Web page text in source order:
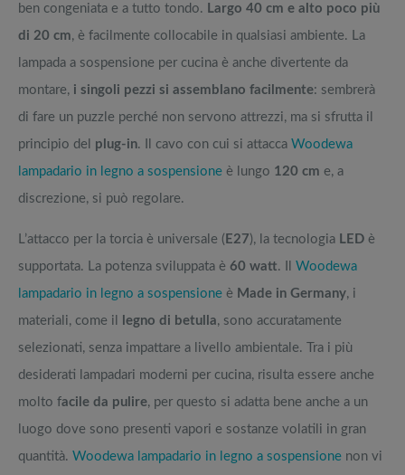
ben congeniata e a tutto tondo. Largo 40 cm e alto poco più
di 20 cm, è facilmente collocabile in qualsiasi ambiente. La
lampada a sospensione per cucina è anche divertente da
montare, i singoli pezzi si assemblano facilmente: sembrerà
di fare un puzzle perché non servono attrezzi, ma si sfrutta il
principio del plug-in. Il cavo con cui si attacca Woodewa
lampadario in legno a sospensione è lungo 120 cm e, a
discrezione, si può regolare.
L’attacco per la torcia è universale ( E27), la tecnologia LED è
supportata. La potenza sviluppata è 60 watt. Il Woodewa
lampadario in legno a sospensione è Made in Germany, i
materiali, come il
legno di betulla, sono accuratamente
selezionati, senza impattare a livello ambientale. Tra i più
desiderati lampadari moderni per cucina, risulta essere anche
molto facile da pulire, per questo si adatta bene anche a un
luogo dove sono presenti vapori e sostanze volatili in gran
quantità. Woodewa lampadario in legno a sospensione non vi